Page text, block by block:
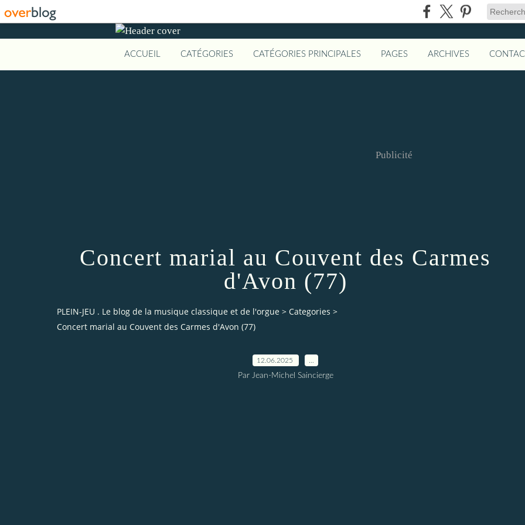
ACCUEIL CATÉGORIES CATÉGORIES PRINCIPALES PAGES ARCHIVES
Publicité
Concert marial au Couvent des Carmes
d'Avon (77)
PLEIN-JEU . Le blog de la musique classique et de l'orgue > Categories >
Concert marial au Couvent des Carmes d'Avon (77)
12.06.2025
Par Jean-Michel Saincierge